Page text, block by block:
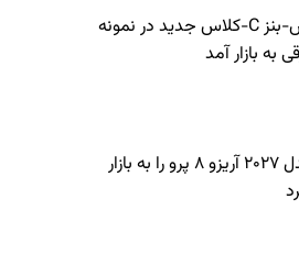
مرسدس-بنز C-کلاس جدید در نمونه
به بازار آمد
چری مدل ۲۰۲۷ آریزو ۸ پرو را به بازار